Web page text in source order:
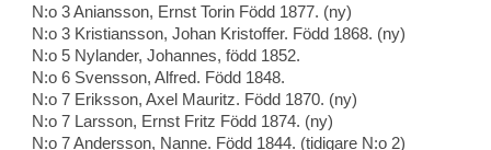
N:o 3 Aniansson, Ernst Torin Född 1877. (ny)
N:o 3 Kristiansson, Johan Kristoffer. Född 1868. (ny)
N:o 5 Nylander, Johannes, född 1852.
N:o 6 Svensson, Alfred. Född 1848.
N:o 7 Eriksson, Axel Mauritz. Född 1870. (ny)
N:o 7 Larsson, Ernst Fritz Född 1874. (ny)
N:o 7 Andersson, Nanne. Född 1844. (tidigare N:o 2)